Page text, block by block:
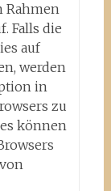
Rahmen
Falls die
auf
werden
in
zu
können